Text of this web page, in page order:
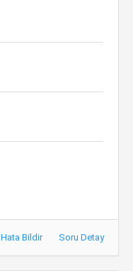
Hata Bildir Soru Detay